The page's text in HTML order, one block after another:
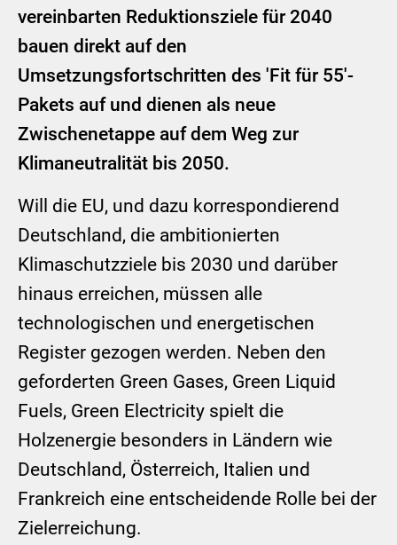
vereinbarten Reduktionsziele für 2040
bauen direkt auf den
Umsetzungsfortschritten des 'Fit für 55'-
Pakets auf und dienen als neue
Zwischenetappe auf dem Weg zur
Klimaneutralität bis 2050.
Will die EU, und dazu korrespondierend
Deutschland, die ambitionierten
Klimaschutzziele bis 2030 und darüber
hinaus erreichen, müssen alle
technologischen und energetischen
Register gezogen werden. Neben den
geforderten Green Gases, Green Liquid
Fuels, Green Electricity spielt die
Holzenergie besonders in Ländern wie
Deutschland, Österreich, Italien und
Frankreich eine entscheidende Rolle bei der
Zielerreichung.